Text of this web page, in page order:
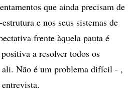
que ainda precisam de
e nos seus sistemas de
frente àquela pauta é
a resolver todos os
ali. Não é um problema difícil - ,